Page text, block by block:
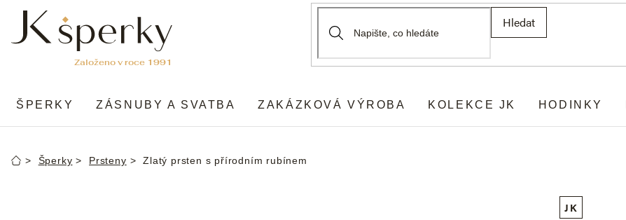
obsah
Hledat
ŠPERKY ZÁSNUBY A SVATBA ZAKÁZKOVÁ VÝROBA KOLEKCE JK HODINKY
DomůŠperky Prsteny Zlatý prsten s přírodním rubínem
JK